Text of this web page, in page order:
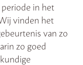
in het
vinden het
van zo
zo goed